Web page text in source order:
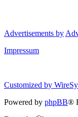
Advertisements by
Impressum
Customized by
Powered by phpBB®